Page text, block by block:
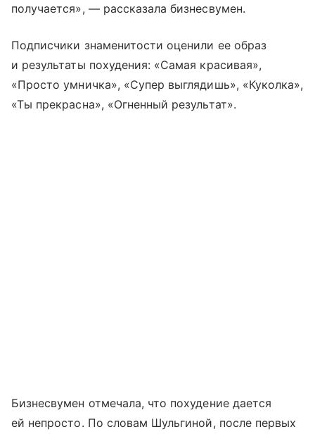
получается», — рассказала бизнесвумен.
Подписчики знаменитости оценили ее образ
и результаты похудения: «Самая красивая»,
«Просто умничка», «Супер выглядишь», «Куколка»,
«Ты прекрасна», «Огненный результат».
Бизнесвумен отмечала, что похудение дается
ей непросто. По словам Шульгиной, после первых